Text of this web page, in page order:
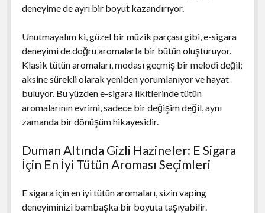
deneyime de ayrı bir boyut kazandırıyor.
Unutmayalım ki, güzel bir müzik parçası gibi, e-sigara
deneyimi de doğru aromalarla bir bütün oluşturuyor.
Klasik tütün aromaları, modası geçmiş bir melodi değil;
aksine sürekli olarak yeniden yorumlanıyor ve hayat
buluyor. Bu yüzden e-sigara likitlerinde tütün
aromalarının evrimi, sadece bir değişim değil, aynı
zamanda bir dönüşüm hikayesidir.
Duman Altında Gizli Hazineler: E Sigara
İçin En İyi Tütün Aroması Seçimleri
E sigara için en iyi tütün aromaları, sizin vaping
deneyiminizi bambaşka bir boyuta taşıyabilir.